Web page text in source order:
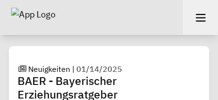
Neuigkeiten |01/14/2025
BAER - Bayerischer
Erziehungsratgeber